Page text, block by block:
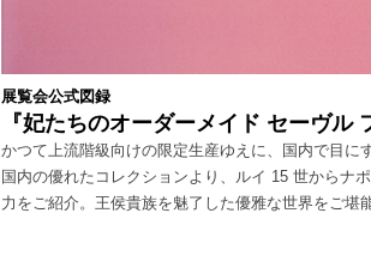
展覧会公式図録
『妃たちのオーダーメイド セーヴル
かつて上流階級向けの限定生産ゆえに、国内で目
国内の優れたコレクションより、ルイ 15 世からナ
力をご紹介。王侯貴族を魅了した優雅な世界をご堪